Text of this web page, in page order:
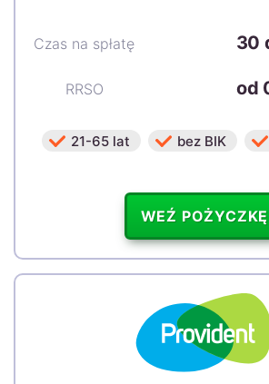
Czas na spłatę
RRSO
30
od
21-65 lat bez BIK
WEŹ POŻYCZKĘ